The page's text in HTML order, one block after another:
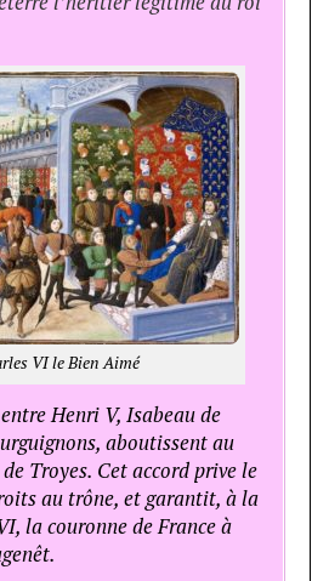
VI le Bien Aimé
Henri V, Isabeau de
aboutissent au
Troyes. Cet accord prive le
au trône, et garantit, à la
la couronne de France à